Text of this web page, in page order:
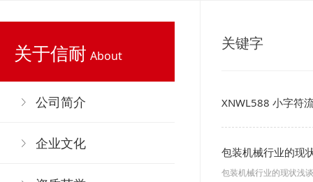
关于信耐 About
公司简介
企业文化
关键字
XNWL588 小字符
包装机械行业的现
包装机械行业的现状浅